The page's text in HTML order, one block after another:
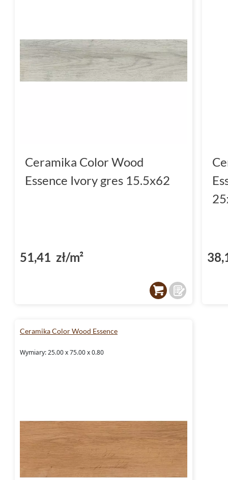
Ceramika Color Wood
Essence Ivory gres 15.5x62
51,41 zł/m²
Ceramika Color Wood Essence
Wymiary: 25.00 x 75.00 x 0.80